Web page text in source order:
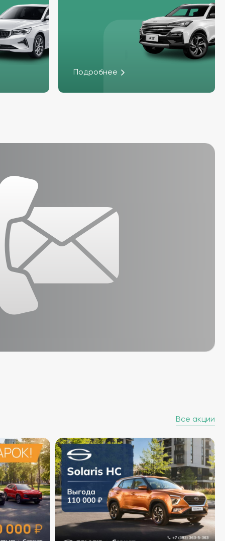
Подробнее
Все акции